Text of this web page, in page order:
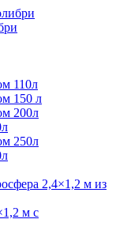
110л
150 л
200л
250л
2,4×1,2 м из
м с